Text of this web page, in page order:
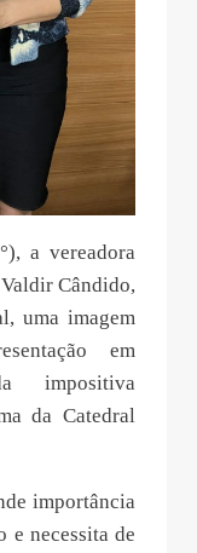
a vereadora
Cândido,
uma imagem
em
impositiva
da Catedral
importância
e necessita de